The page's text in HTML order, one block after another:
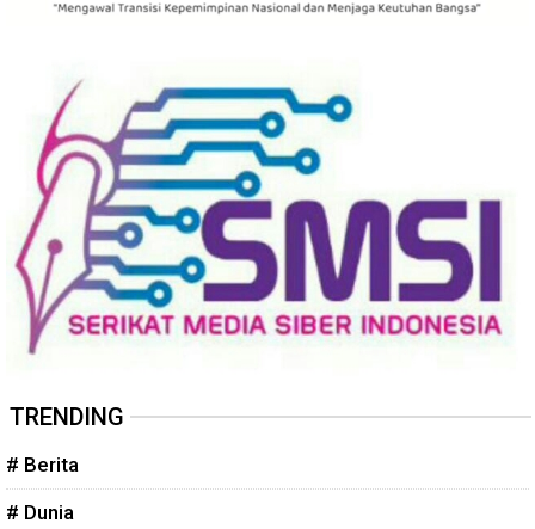
TRENDING
# Berita
# Dunia